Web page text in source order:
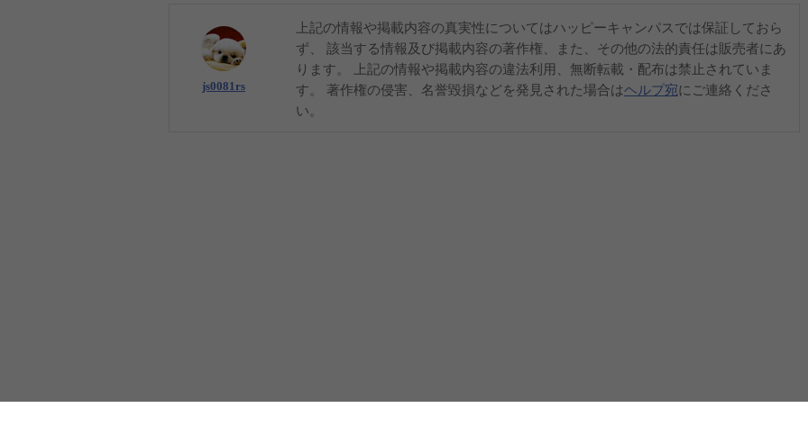
js0081rs
上記の情報や掲載内容の真実性についてはハッピーキャンパスでは保証しておら
ず、 該当する情報及び掲載内容の著作権、また、その他の法的責任は販売者にあ
ります。 上記の情報や掲載内容の違法利用、無断転載・配布は禁止されていま
す。 著作権の侵害、名誉毀損などを発見された場合はヘルプ宛にご連絡くださ
い。